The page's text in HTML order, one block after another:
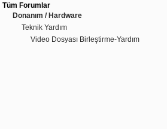
Tüm Forumlar
Donanım / Hardware
Teknik Yardım
Video Dosyası Birleştirme-Yardım